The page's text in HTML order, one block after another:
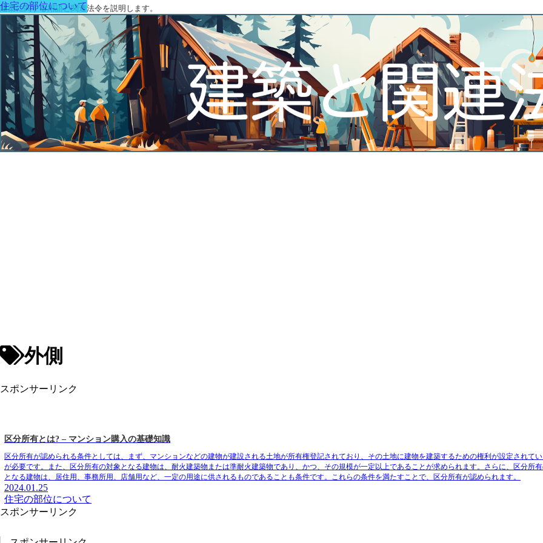
建築に関する用語と関連法令を説明します。
外側
スポンサーリンク
住宅の部位について
区分所有とは? – マンション購入の基礎知識
区分所有が認められる条件としては、まず、 マンションなどの建物が建設される土地が所有権登記されており、その土地に建物を建築するための権利が設定されてい
が必要です。また、
区分所有の対象となる建物は、耐火建築物または準耐火建築物であり、かつ、その規模が一定以上であることが求められます。さらに、
区分所
となる建物は、居住用、事務所用、店舗用など、一定の用途に供されるものであること も条件です。これらの条件を満たすことで、区分所有が認められます。
2024.01.25
住宅の部位について
スポンサーリンク